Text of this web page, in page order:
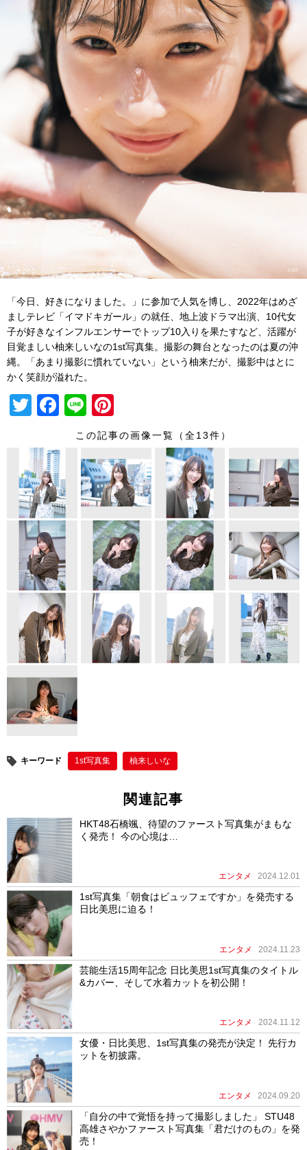
「今日、好きになりました。」に参加で人気を博し、2022年はめざ
ましテレビ「イマドキガール」の就任、地上波ドラマ出演、10代女
子が好きなインフルエンサーでトップ10入りを果たすなど、活躍が
目覚ましい柚来しいなの1st写真集。撮影の舞台となったのは夏の沖
縄。「あまり撮影に慣れていない」という柚来だが、撮影中はとに
かく笑顔が溢れた。
T
tt
er
F
c
b
o
o
k
Li
n
nt
e
st
この記事の画像一覧（全13件）
キーワード 1st写真集 柚来しいな
関連記事
HKT48石橋颯、待望のファースト写真集がまもな
く発売！ 今の心境は…
エンタメ 2024.12.01
1st写真集「朝食はビュッフェですか」を発売する
日比美思に迫る！
エンタメ 2024.11.23
芸能生活15周年記念 ⽇⽐美思1st写真集のタイトル
&カバー、そして⽔着カットを初公開！
エンタメ 2024.11.12
女優・日比美思、1st写真集の発売が決定！ 先行カ
ットを初披露。
エンタメ 2024.09.20
「自分の中で覚悟を持って撮影しました」 STU48
高雄さやかファースト写真集「君だけのもの」を発
売！